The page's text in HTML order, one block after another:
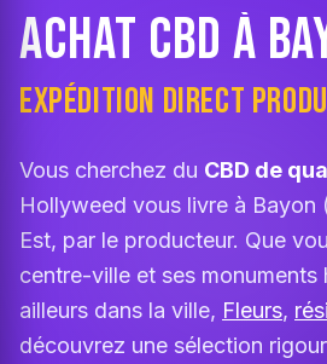
ACHAT CBD À
EXPÉDITION DIRECT
Vous cherchez du CBD de
Hollyweed vous livre à Bayon
Est, par le producteur. Que
centre-ville et ses monuments
ailleurs dans la ville, Fleurs,
découvrez une sélection